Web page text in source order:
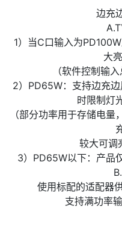
边充
1）当C口输入为
大
（软件控制输
2）PD65W：支持边充
时限制灯
（部分功率用于存储电
较大可调
3）PD65W以下：产品
使用标配的适配器
支持满功率